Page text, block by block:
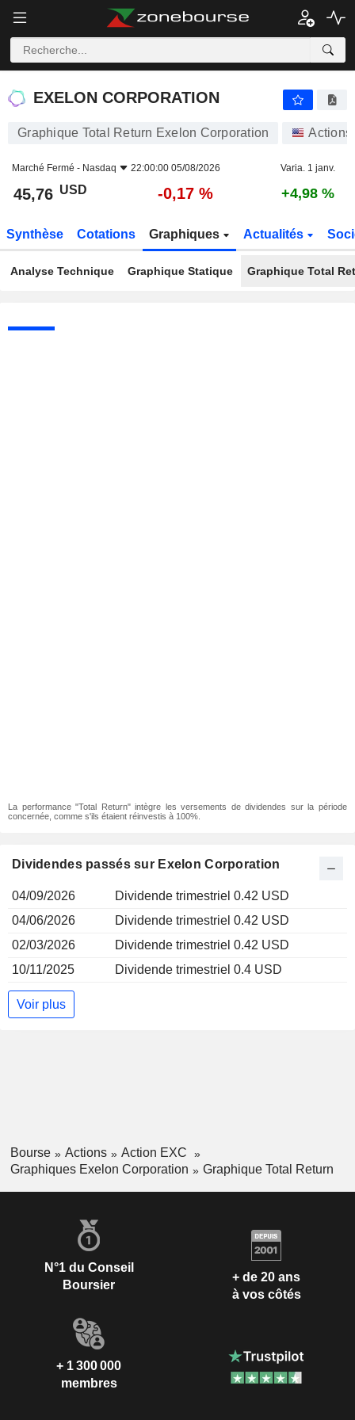
EXELON CORPORATION
EXELON CORPORATION
Graphique Total Return Exelon Corporation Actions
Marché Fermé - Nasdaq 22:00:00 05/08/2026 Varia. 1 janv.
45,76 USD -0,17 % +4,98 %
Synthèse Cotations Graphiques Actualités
Analyse Technique Graphique Statique Graphique Total
La performance "Total Return" intègre les versements de dividendes sur la période
concernée, comme s'ils étaient réinvestis à 100%.
Dividendes passés sur Exelon Corporation
04/09/2026
Dividende trimestriel 0.42 USD
04/06/2026
Dividende trimestriel 0.42 USD
02/03/2026
Dividende trimestriel 0.42 USD
10/11/2025
Dividende trimestriel 0.4 USD
Voir plus
Bourse Actions
Action EXC
Graphiques Exelon Corporation
Graphique Total Return
N°1 du Conseil
Boursier
+ de 20 ans
à vos côtés
+ 1 300 000
membres